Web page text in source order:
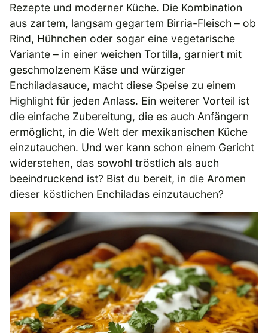
Rezepte und moderner Küche. Die Kombination
aus zartem, langsam gegartem Birria-Fleisch – ob
Rind, Hühnchen oder sogar eine vegetarische
Variante – in einer weichen Tortilla, garniert mit
geschmolzenem Käse und würziger
Enchiladasauce, macht diese Speise zu einem
Highlight für jeden Anlass. Ein weiterer Vorteil ist
die einfache Zubereitung, die es auch Anfängern
ermöglicht, in die Welt der mexikanischen Küche
einzutauchen. Und wer kann schon einem Gericht
widerstehen, das sowohl tröstlich als auch
beeindruckend ist? Bist du bereit, in die Aromen
dieser köstlichen Enchiladas einzutauchen?